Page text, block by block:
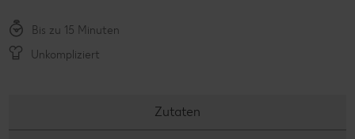
Bis zu 15 Minuten
Unkompliziert
Zutaten